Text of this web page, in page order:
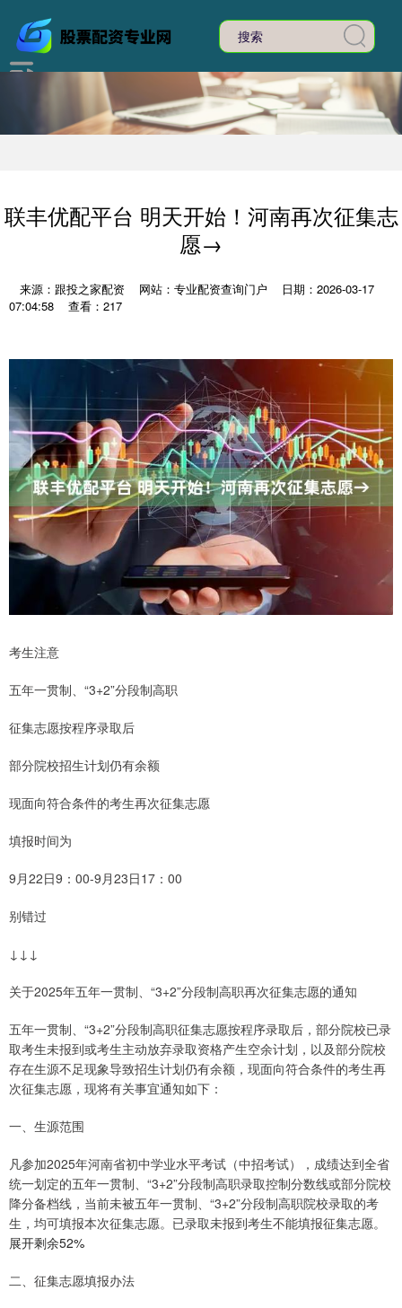
联丰优配平台 明天开始！河南再次征集志
愿→
来源：跟投之家配资 网站：专业配资查询门户
日期：2026-03-17
07:04:58
查看：217
考生注意
五年一贯制、“3+2”分段制高职
征集志愿按程序录取后
部分院校招生计划仍有余额
现面向符合条件的考生再次征集志愿
填报时间为
9月22日9：00-9月23日17：00
别错过
↓↓↓
关于2025年五年一贯制、“3+2”分段制高职再次征集志愿的通知
五年一贯制、“3+2”分段制高职征集志愿按程序录取后，部分院校已录
取考生未报到或考生主动放弃录取资格产生空余计划，以及部分院校
存在生源不足现象导致招生计划仍有余额，现面向符合条件的考生再
次征集志愿，现将有关事宜通知如下：
一、生源范围
凡参加2025年河南省初中学业水平考试（中招考试），成绩达到全省
统一划定的五年一贯制、“3+2”分段制高职录取控制分数线或部分院校
降分备档线，当前未被五年一贯制、“3+2”分段制高职院校录取的考
生，均可填报本次征集志愿。已录取未报到考生不能填报征集志愿。
展开剩余52%
二、征集志愿填报办法